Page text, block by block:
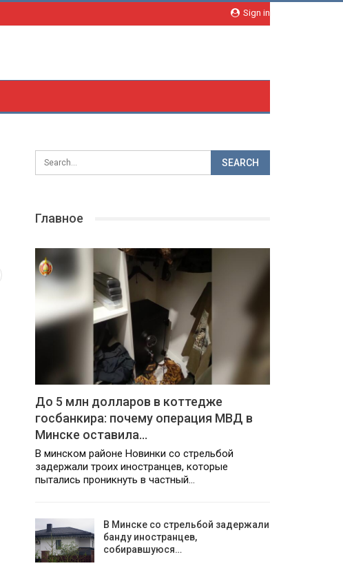
Sign in
Главное
До 5 млн долларов в коттедже
госбанкира: почему операция МВД в
Минске оставила…
В минском районе Новинки со стрельбой
задержали троих иностранцев, которые
пытались проникнуть в частный…
В Минске со стрельбой задержали
банду иностранцев,
собиравшуюся…